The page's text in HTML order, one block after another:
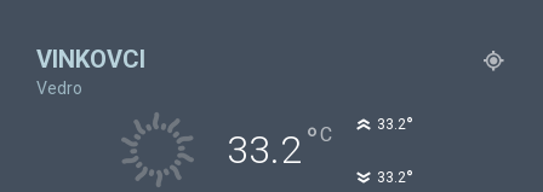
VINKOVCI
Vedro
33.2°C 33.2°
33.2°